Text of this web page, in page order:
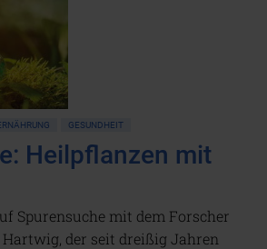
GESUNDHEIT
Heilpflanzen mit
Spurensuche mit dem Forscher
der seit dreißig Jahren